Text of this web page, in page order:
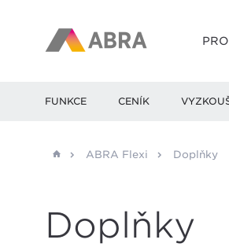
FUNKCE CENÍK
ABRA Flexi Doplňky
Doplňky